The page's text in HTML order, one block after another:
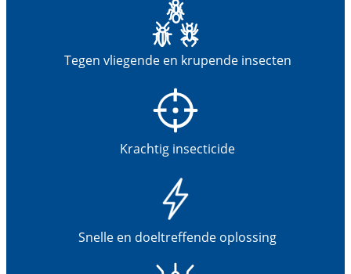
Tegen vliegende en krupende insecten
Krachtig insecticide
Snelle en doeltreffende oplossing